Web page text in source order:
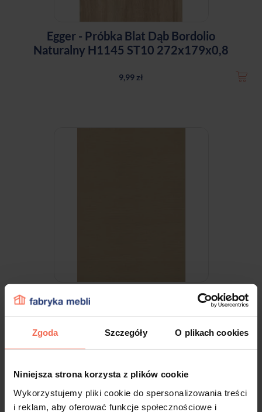
Zgoda Szczegóły O plikach cookies
Niniejsza strona korzysta z plików cookie
Wykorzystujemy pliki cookie do spersonalizowania treści
i reklam, aby oferować funkcje społecznościowe i
Egger - Próbka Blat Dąb Bordolio
Naturalny H1145 ST10 272x179x0,8
9,99 zł
Egger - Próbka F685 ST10 ACAPULCO
9,99 zł